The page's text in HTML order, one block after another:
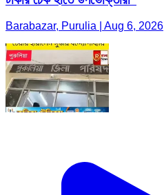
Barabazar, Purulia | Aug 6, 2026